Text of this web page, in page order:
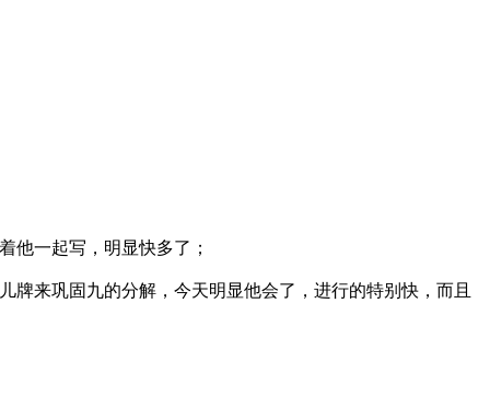
他一起写，明显快多了；
来巩固九的分解，今天明显他会了，进行的特别快，而且